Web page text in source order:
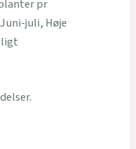
pr
juli, Høje